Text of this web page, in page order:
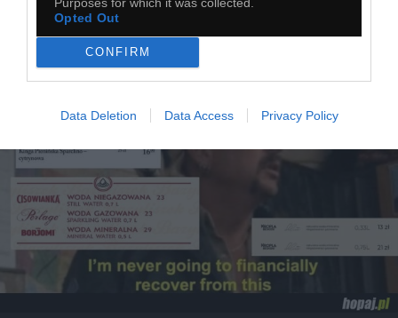
Opted Out
CONFIRM
Data Deletion Data Access Privacy Policy